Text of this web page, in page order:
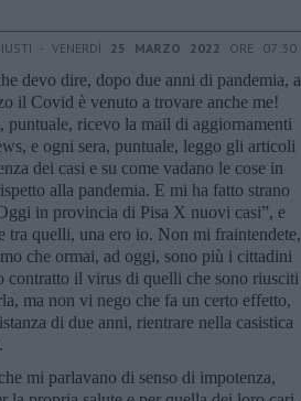
- VENERDÌ 25 MARZO 2022 ORE 07:30
devo dire, dopo due anni di pandemia, a
il Covid è venuto a trovare anche me!
puntuale, ricevo la mail di aggiornamenti
e ogni sera, puntuale, leggo gli articoli
dei casi e su come vadano le cose in
alla pandemia. E mi ha fatto strano
in provincia di Pisa X nuovi casi”, e
tra quelli, una ero io. Non mi fraintendete,
che ormai, ad oggi, sono più i cittadini
contratto il virus di quelli che sono riusciti
ma non vi nego che fa un certo effetto,
di due anni, rientrare nella casistica
mi parlavano di senso di impotenza,